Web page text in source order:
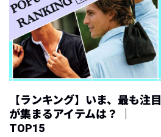
【ランキング】いま、最も注目
が集まるアイテムは？ ｜
TOP15